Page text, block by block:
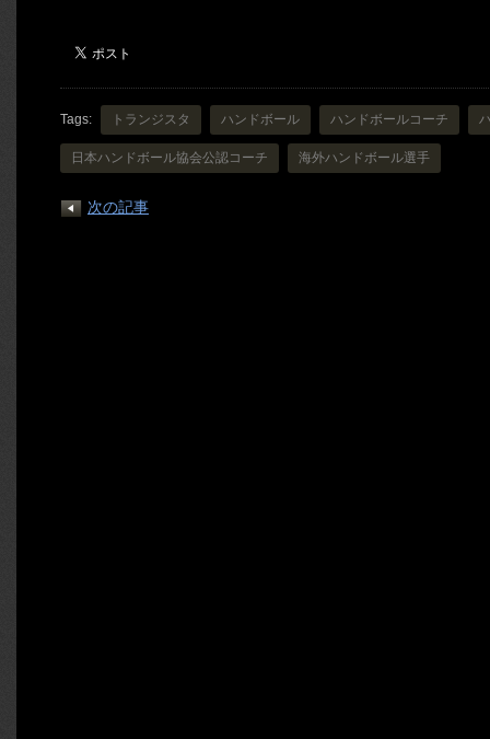
Tags: トランジスタ ハンドボール ハンドボールコーチ
日本ハンドボール協会公認コーチ 海外ハンドボール選手
次の記事